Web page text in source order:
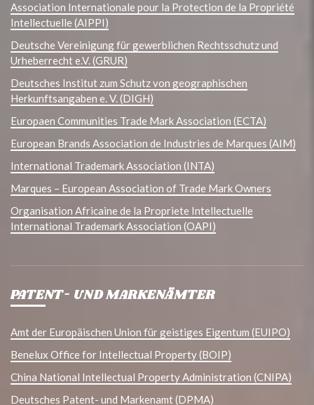
Association Internationale pour la Protection de la Propriété
Intellectuelle (AIPPI)
Deutsche Vereinigung für gewerblichen Rechtsschutz und
Urheberrecht e.V. (GRUR)
Deutsches Institut zum Schutz von geographischen
Herkunftsangaben e. V. (DIGH)
Europaen Communities Trade Mark Association (ECTA)
European Brands Association de Industries de Marques (AIM)
International Trademark Association (INTA)
Marques – European Association of Trade Mark Owners
Organisation Africaine de la Propriete Intellectuelle
International Trademark Association (OAPI)
PATENT- UND MARKENÄMTER
Amt der Europäischen Union für geistiges Eigentum (EUIPO)
Benelux Office for Intellectual Property (BOIP)
China National Intellectual Property Administration (CNIPA)
Deutsches Patent- und Markenamt (DPMA)